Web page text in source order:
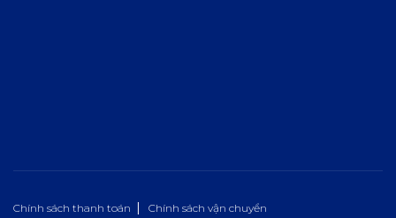
Chính sách thanh toán Chính sách vận chuyển